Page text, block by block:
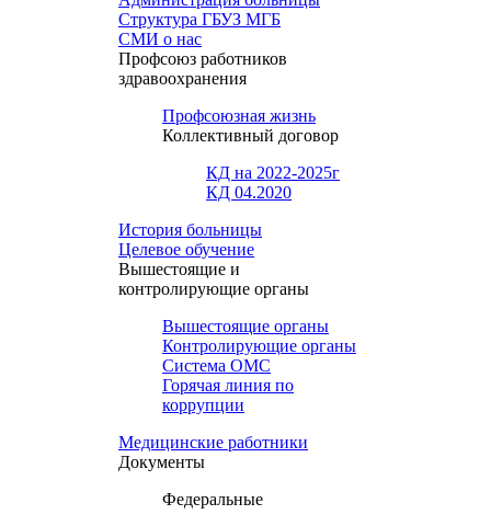
Структура ГБУЗ МГБ
СМИ о нас
Профсоюз работников
здравоохранения
Профсоюзная жизнь
Коллективный договор
КД на 2022-2025г
КД 04.2020
История больницы
Целевое обучение
Вышестоящие и
контролирующие органы
Вышестоящие органы
Контролирующие органы
Система ОМС
Горячая линия по
коррупции
Медицинские работники
Документы
Федеральные